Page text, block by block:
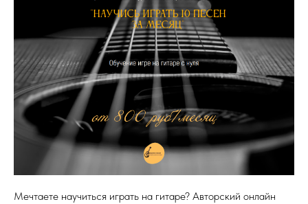
Мечтаете научиться играть на гитаре? Авторский онлайн